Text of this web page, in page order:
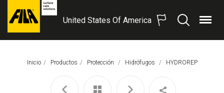
FILA
United States Of America
BuscarMenú
Inicio Productos Protección Hidrófugos Página Actual:
HYDROREP